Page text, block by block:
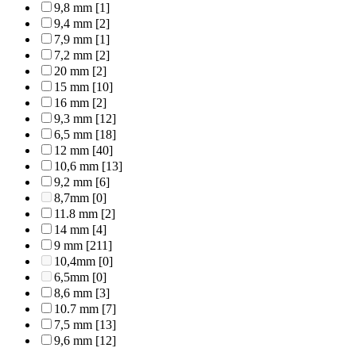
9,8 mm [1]
9,4 mm [2]
7,9 mm [1]
7,2 mm [2]
20 mm [2]
15 mm [10]
16 mm [2]
9,3 mm [12]
6,5 mm [18]
12 mm [40]
10,6 mm [13]
9,2 mm [6]
8,7mm [0]
11.8 mm [2]
14 mm [4]
9 mm [211]
10,4mm [0]
6,5mm [0]
8,6 mm [3]
10.7 mm [7]
7,5 mm [13]
9,6 mm [12]